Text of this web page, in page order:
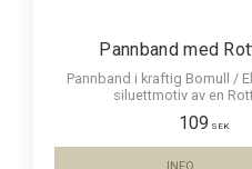
Pannband med
Pannband i kraftig Bomull /
siluettmotiv av en
109 SEK